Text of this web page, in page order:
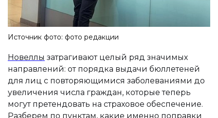
Источник фото: фото редакции
Новеллы затрагивают целый ряд значимых
направлений: от порядка выдачи бюллетеней
для лиц с повторяющимися заболеваниями до
увеличения числа граждан, которые теперь
могут претендовать на страховое обеспечение.
Разберем по пунктам, какие именно поправки